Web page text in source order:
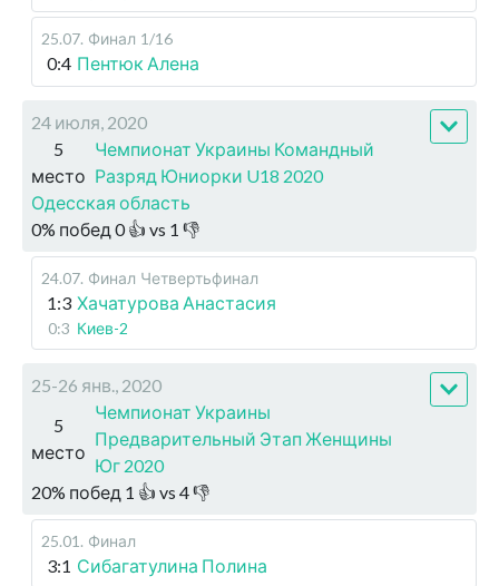
25.07. Финал 1/16
0:4 Пентюк Алена
24 июля, 2020
5
место
Чемпионат Украины Командный
Разряд Юниорки U18 2020
Одесская область
0% побед 0👍 vs 1 👎
24.07. Финал Четвертьфинал
1:3 Хачатурова Анастасия
0:3 Киев-2
25-26 янв., 2020
5
место
Чемпионат Украины
Предварительный Этап Женщины
Юг 2020
20% побед 1 👍 vs 4👎
25.01 . Финал
3:1 Сибагатулина Полина